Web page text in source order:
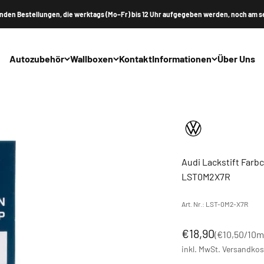
Bestellungen, die werktags (Mo–Fr) bis 12 Uhr aufgegeben werden, noch am
Autozubehör Wallboxen KontaktInformationen Über Uns
Audi Lackstift
LST0M2X7R
Art. Nr.: LST-0M2-X7R
Angebot
€18,90(€10,50/
inkl. MwSt.